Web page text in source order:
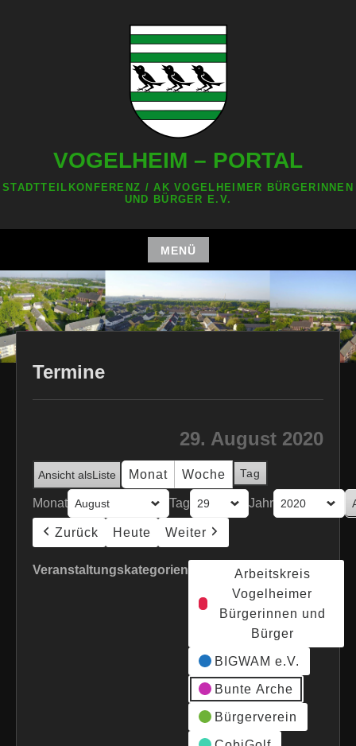
VOGELHEIM – PORTAL
STADTTEILKONFERENZ / AK VOGELHEIMER BÜRGERINNEN
UND BÜRGER E.V.
MENÜ
Zum
Inhalt
springen
Termine
29. August 2020
Ansicht alsListe Monat Woche Tag
Monat Tag Jahr
Zurück Heute Weiter
Veranstaltungskategorien
Arbeitskreis
Vogelheimer
Bürgerinnen und
Bürger
BIGWAM e.V.
Bunte Arche
Bürgerverein